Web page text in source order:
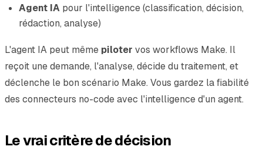
Agent IA pour l'intelligence (classification, décision,
rédaction, analyse)
L'agent IA peut même piloter vos workflows Make. Il
reçoit une demande, l'analyse, décide du traitement, et
déclenche le bon scénario Make. Vous gardez la fiabilité
des connecteurs no-code avec l'intelligence d'un agent.
Le vrai critère de décision